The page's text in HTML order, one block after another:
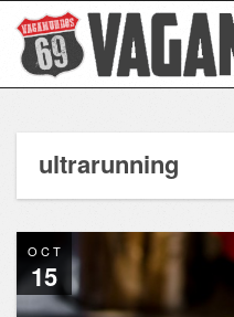
ultrarunning
OCT
15